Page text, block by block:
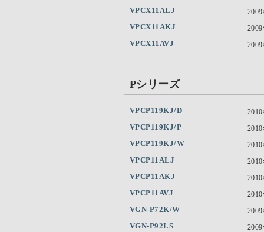
VPCX11ALJ
VPCX11AKJ
VPCX11AVJ
Pシリーズ
VPCP119KJ/D
VPCP119KJ/P
VPCP119KJ/W
VPCP11ALJ
VPCP11AKJ
VPCP11AVJ
VGN-P72K/W
VGN-P92LS